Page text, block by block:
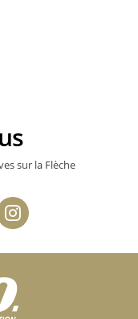
sur la Flèche